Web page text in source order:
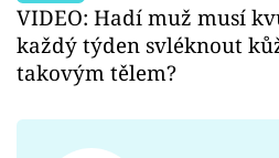
VIDEO: Hadí muž musí
každý týden svléknout
takovým tělem?